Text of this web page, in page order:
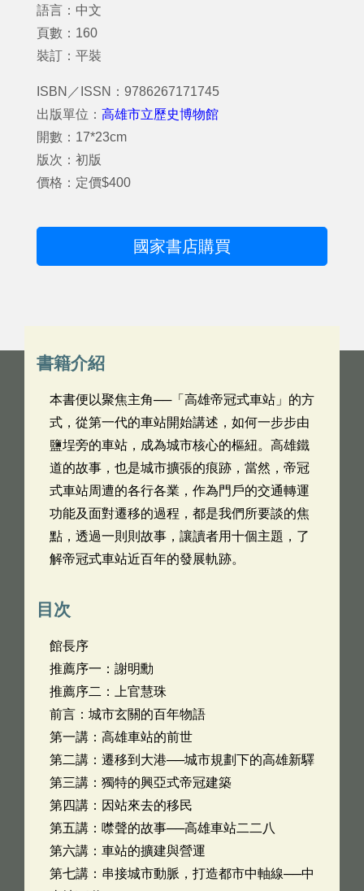
語言：中文
頁數：160
裝訂：平裝
ISBN／ISSN：9786267171745
出版單位： 高雄市立歷史博物館
開數：17*23cm
版次：初版
價格：定價$400
國家書店購買
書籍介紹
本書便以聚焦主角──「高雄帝冠式車站」的方
式，從第一代的車站開始講述，如何一步步由
鹽埕旁的車站，成為城市核心的樞紐。高雄鐵
道的故事，也是城市擴張的痕跡，當然，帝冠
式車站周遭的各行各業，作為門戶的交通轉運
功能及面對遷移的過程，都是我們所要談的焦
點，透過一則則故事，讓讀者用十個主題，了
解帝冠式車站近百年的發展軌跡。
目次
館長序
推薦序一：謝明勳
推薦序二：上官慧珠
前言：城市玄關的百年物語
第一講：高雄車站的前世
第二講：遷移到大港──城市規劃下的高雄新驛
第三講：獨特的興亞式帝冠建築
第四講：因站來去的移民
第五講：噤聲的故事──高雄車站二二八
第六講：車站的擴建與營運
第七講：串接城市動脈，打造都市中軸線──中